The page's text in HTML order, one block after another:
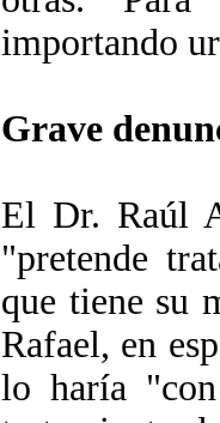
importando
Grave
El Dr. Raúl
"pretende
que tiene su
Rafael, en
lo haría